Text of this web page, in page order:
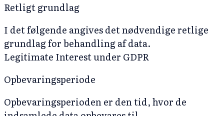
Retligt grundlag
I det følgende angives det nødvendige retlige
grundlag for behandling af data.
Legitimate Interest under GDPR
Opbevaringsperiode
Opbevaringsperioden er den tid, hvor de